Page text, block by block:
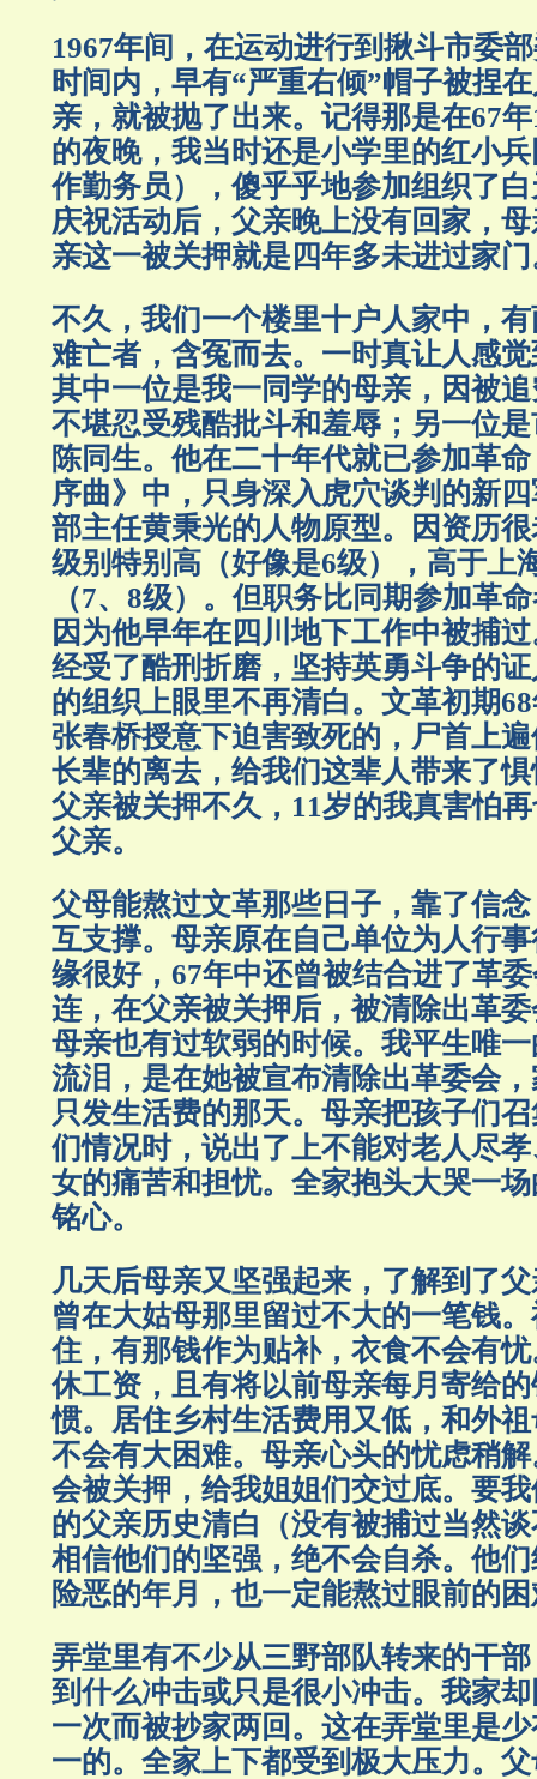
1967年间，在运动进行到揪斗市委
时间内，早有“严重右倾”帽子被捏
亲，就被抛了出来。记得那是在67
的夜晚，我当时还是小学里的红小
作勤务员），傻乎乎地参加组织了
庆祝活动后，父亲晚上没有回家，
亲这一被关押就是四年多未进过家
不久，我们一个楼里十户人家中，
难亡者，含冤而去。一时真让人感
其中一位是我一同学的母亲，因被
不堪忍受残酷批斗和羞辱；另一位
陈同生。他在二十年代就已参加革
序曲》中，只身深入虎穴谈判的新
部主任黄秉光的人物原型。因资历
级别特别高（好像是6级），高于上
（7、8级）。但职务比同期参加革
因为他早年在四川地下工作中被捕
经受了酷刑折磨，坚持英勇斗争的
的组织上眼里不再清白。文革初期
张春桥授意下迫害致死的，尸首上
长辈的离去，给我们这辈人带来了
父亲被关押不久，11岁的我真害怕
父亲。
父母能熬过文革那些日子，靠了信
互支撑。母亲原在自己单位为人行
缘很好，67年中还曾被结合进了革
连，在父亲被关押后，被清除出革
母亲也有过软弱的时候。我平生唯
流泪，是在她被宣布清除出革委会
只发生活费的那天。母亲把孩子们
们情况时，说出了上不能对老人尽
女的痛苦和担忧。全家抱头大哭一
铭心。
几天后母亲又坚强起来，了解到了
曾在大姑母那里留过不大的一笔钱
住，有那钱作为贴补，衣食不会有
休工资，且有将以前母亲每月寄给
惯。居住乡村生活费用又低，和外
不会有大困难。母亲心头的忧虑稍
会被关押，给我姐姐们交过底。要
的父亲历史清白（没有被捕过当然
相信他们的坚强，绝不会自杀。他
险恶的年月，也一定能熬过眼前的
弄堂里有不少从三野部队转来的干
到什么冲击或只是很小冲击。我家
一次而被抄家两回。这在弄堂里是
一的。全家上下都受到极大压力。